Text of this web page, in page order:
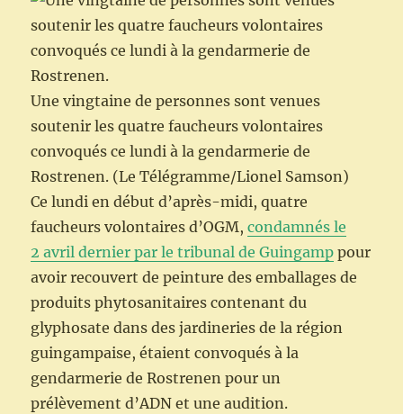
Une vingtaine de personnes sont venues
soutenir les quatre faucheurs volontaires
convoqués ce lundi à la gendarmerie de
Rostrenen. (Le Télégramme/Lionel Samson)
Ce lundi en début d’après-midi, quatre
faucheurs volontaires d’OGM,condamnés le
2 avril dernier par le tribunal de Guingamp pour
avoir recouvert de peinture des emballages de
produits phytosanitaires contenant du
glyphosate dans des jardineries de la région
guingampaise, étaient convoqués à la
gendarmerie de Rostrenen pour un
prélèvement d’ADN et une audition.